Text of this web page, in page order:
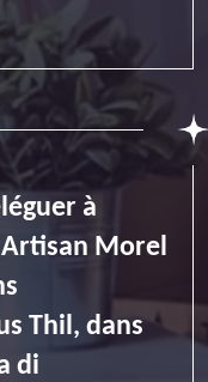
à
Artisan Morel
Thil, dans
di